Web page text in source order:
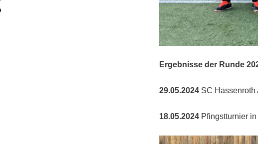
Ergebnisse der Runde
29.05.2024 SC Hassenroth
18.05.2024 Pfingstturnier